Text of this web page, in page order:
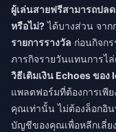
ผู้เล่นสายฟรีสามารถปล
หรือไม่?ได้บางส่วน จา
รายการรางวัล ก่อนกิจก
ภารกิจรายวันแทนการไ
วิธีเติมเงิน Echoes ของ
แพลตฟอร์มที่ต้องการเพีย
คุณเท่านั้น ไม่ต้องล็อกอิ
บัญชีของคุณเพื่อหลีกเลี่ย